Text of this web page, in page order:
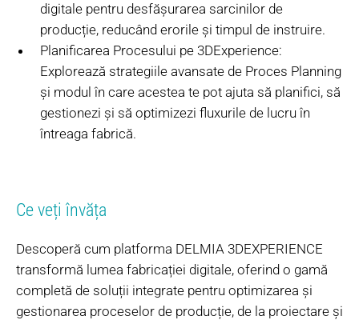
digitale pentru desfășurarea sarcinilor de
producție, reducând erorile și timpul de instruire.
Planificarea Procesului pe 3DExperience:
Explorează strategiile avansate de Proces Planning
și modul în care acestea te pot ajuta să planifici, să
gestionezi și să optimizezi fluxurile de lucru în
întreaga fabrică.
Ce veți învăța
Descoperă cum platforma DELMIA 3DEXPERIENCE
transformă lumea fabricației digitale, oferind o gamă
completă de soluții integrate pentru optimizarea și
gestionarea proceselor de producție, de la proiectare și